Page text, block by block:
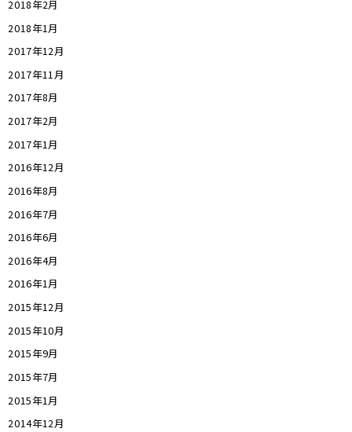
2018年2月
2018年1月
2017年12月
2017年11月
2017年8月
2017年2月
2017年1月
2016年12月
2016年8月
2016年7月
2016年6月
2016年4月
2016年1月
2015年12月
2015年10月
2015年9月
2015年7月
2015年1月
2014年12月